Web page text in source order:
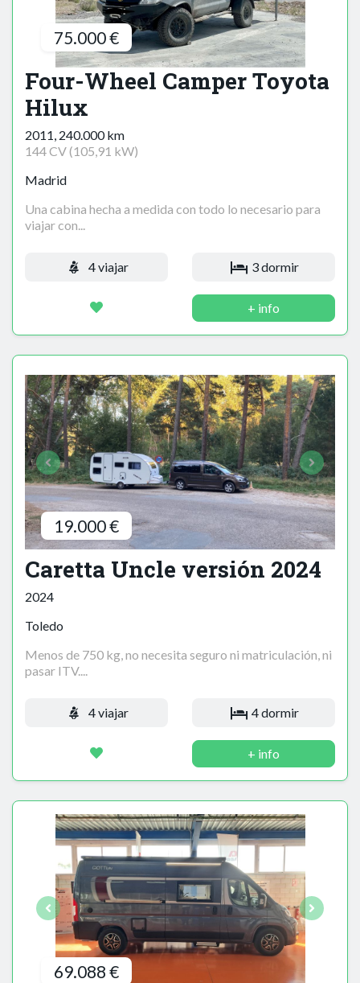
75.000 €
Four-Wheel Camper Toyota
Hilux
2011, 240.000 km
144 CV (105,91 kW)
Madrid
Una cabina hecha a medida con todo lo necesario para
viajar con...
4 viajar 3 dormir
+ info
19.000 €
Caretta Uncle versión 2024
2024
Toledo
Menos de 750 kg, no necesita seguro ni matriculación, ni
pasar ITV....
4 viajar 4 dormir
+ info
69.088 €